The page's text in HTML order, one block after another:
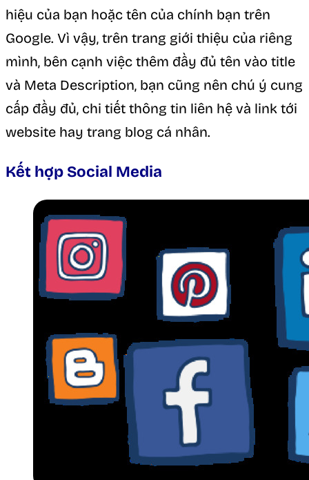
hiệu của bạn hoặc tên của chính bạn trên
Google. Vì vậy, trên trang giới thiệu của riêng
mình, bên cạnh việc thêm đầy đủ tên vào title
và Meta Description, bạn cũng nên chú ý cung
cấp đầy đủ, chi tiết thông tin liên hệ và link tới
website hay trang blog cá nhân.
Kết hợp Social Media